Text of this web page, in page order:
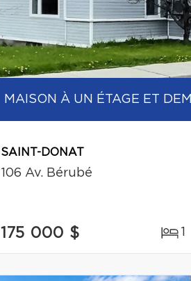
MAISON À UN ÉTAGE ET DEMI
SAINT-DONAT
106 Av. Bérubé
175 000 $ 1